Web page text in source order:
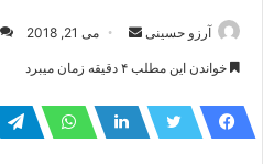
آرزو حسینی
ارسالمی 21, 2018
خواندن این مطلب ۴ دقیقه زمان میبرد